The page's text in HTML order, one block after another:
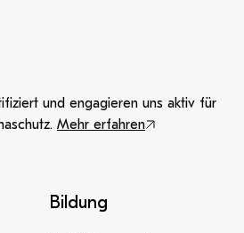
und engagieren uns aktiv für
Mehr erfahren
Bildung